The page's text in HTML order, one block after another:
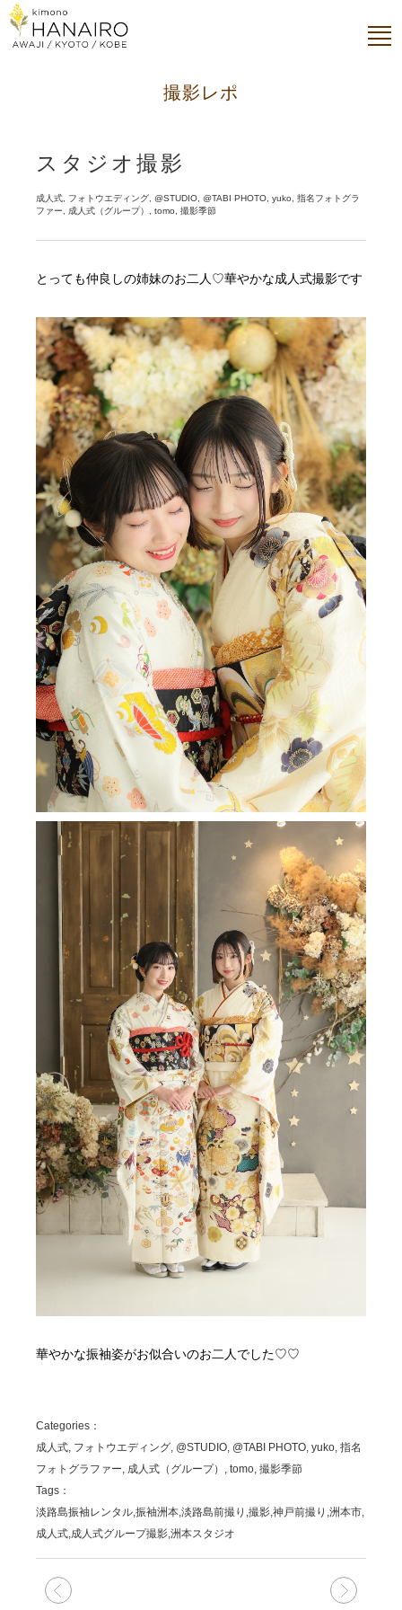
撮影レポ
スタジオ撮影
成人式, フォトウエディング, @STUDIO, @TABI PHOTO, yuko, 指名フォトグラ
ファー, 成人式（グループ）, tomo, 撮影季節
とっても仲良しの姉妹のお二人♡華やかな成人式撮影です
華やかな振袖姿がお似合いのお二人でした♡♡
Categories：
成人式, フォトウエディング, @STUDIO, @TABI PHOTO, yuko, 指名
フォトグラファー, 成人式（グループ）, tomo, 撮影季節
Tags：
淡路島振袖レンタル,振袖洲本,淡路島前撮り,撮影,神戸前撮り,洲本市,
成人式,成人式グループ撮影,洲本スタジオ
前の記